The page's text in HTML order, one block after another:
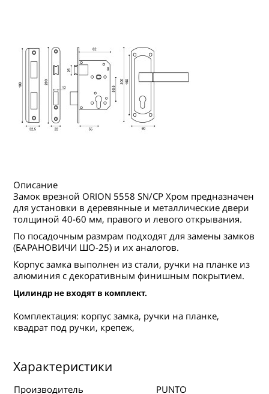
Описание
Замок врезной ORION 5558 SN/CP Хром предназначен
для установки в деревянные и металлические двери
толщиной 40-60 мм, правого и левого открывания.
По посадочным размрам подходят для замены замков
(БАРАНОВИЧИ ШО-25) и их аналогов.
Корпус замка выполнен из стали, ручки на планке из
алюминия с декоративным финишным покрытием.
Цилиндр не входят в комплект.
Комплектация: корпус замка, ручки на планке,
квадрат под ручки, крепеж,
Характеристики
Производитель PUNTO